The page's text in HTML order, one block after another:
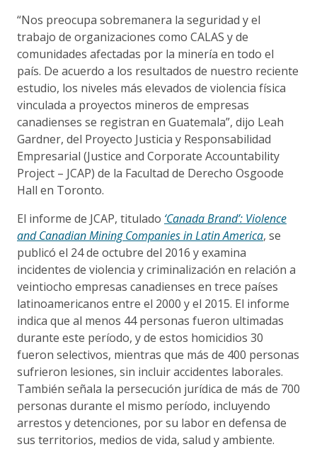
“Nos preocupa sobremanera la seguridad y el
trabajo de organizaciones como CALAS y de
comunidades afectadas por la minería en todo el
país. De acuerdo a los resultados de nuestro reciente
estudio, los niveles más elevados de violencia física
vinculada a proyectos mineros de empresas
canadienses se registran en Guatemala”, dijo Leah
Gardner, del Proyecto Justicia y Responsabilidad
Empresarial (Justice and Corporate Accountability
Project – JCAP) de la Facultad de Derecho Osgoode
Hall en Toronto.
El informe de JCAP, titulado ‘Canada Brand’: Violence
and Canadian Mining Companies in Latin America, se
publicó el 24 de octubre del 2016 y examina
incidentes de violencia y criminalización en relación a
veintiocho empresas canadienses en trece países
latinoamericanos entre el 2000 y el 2015. El informe
indica que al menos 44 personas fueron ultimadas
durante este período, y de estos homicidios 30
fueron selectivos, mientras que más de 400 personas
sufrieron lesiones, sin incluir accidentes laborales.
También señala la persecución jurídica de más de 700
personas durante el mismo período, incluyendo
arrestos y detenciones, por su labor en defensa de
sus territorios, medios de vida, salud y ambiente.